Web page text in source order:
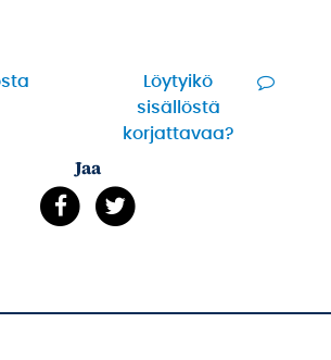
Löytyikö
sisällöstä
korjattavaa?
Jaa